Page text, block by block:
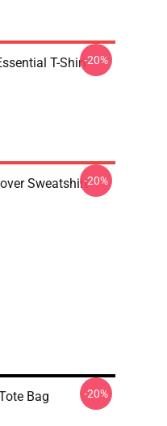
T-Shirt-20%
Sweatshirt-20%
Bag -20%